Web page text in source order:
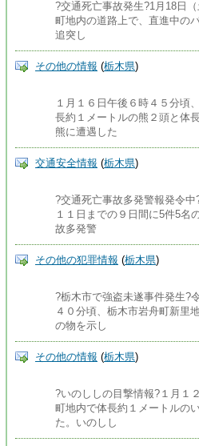
?交通死亡事故発生?1月18日
町地内の道路上で、直進中の
追突し
その他の情報 (栃木県)
１月１６日午後６時４５分頃
長約１メートルの熊２頭と体
熊に遭遇した
交通安全情報 (栃木県)
?交通死亡事故多発警報発令
１１日までの９日間に5件5名
故多発警
その他の犯罪情報 (栃木県)
?栃木市で強盗未遂事件発生?
４０分頃、栃木市岩舟町新里
の物を示し
その他の情報 (栃木県)
?いのししの目撃情報?１月１
町地内で体長約１メートルの
た。いのしし